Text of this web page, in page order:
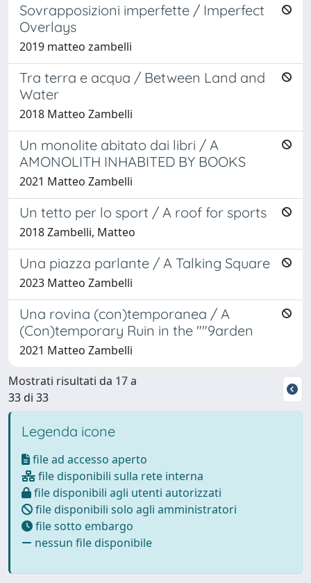
Sovrapposizioni imperfette / Imperfect
Overlays
2019 matteo zambelli
Tra terra e acqua / Between Land and
Water
2018 Matteo Zambelli
Un monolite abitato dai libri / A
AMONOLITH INHABITED BY BOOKS
2021 Matteo Zambelli
Un tetto per lo sport / A roof for sports
2018 Zambelli, Matteo
Una piazza parlante / A Talking Square
2023 Matteo Zambelli
Una rovina (con)temporanea / A
(Con)temporary Ruin in the ""9arden
2021 Matteo Zambelli
Mostrati risultati da 17 a
33 di 33
Legenda icone
file ad accesso aperto
file disponibili sulla rete interna
file disponibili agli utenti autorizzati
file disponibili solo agli amministratori
file sotto embargo
nessun file disponibile